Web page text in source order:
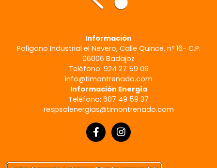
Información
Polígono Industrial el Nevero, Calle Quince, nº 16- C.P.
06006 Badajoz
Teléfono: 924 27 59 06
info@timontrenado.com
Información Energía
Teléfono: 607 49 59 37
respsolenergias@timontrenado.com